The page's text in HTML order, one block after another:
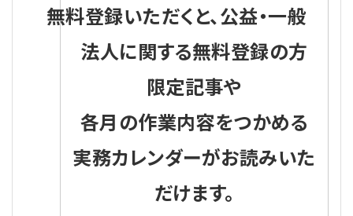
無料登録いただくと、公益・一般
法人に関する無料登録の方
限定記事や
各月の作業内容をつかめる
実務カレンダーがお読みいた
だけます。